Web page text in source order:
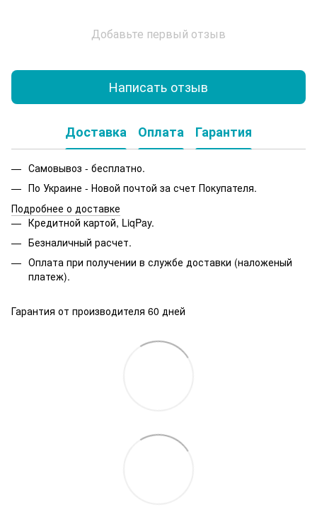
Добавьте первый отзыв
Написать отзыв
Доставка Оплата Гарантия
Самовывоз - бесплатно.
По Украине - Новой почтой за счет Покупателя.
Подробнее о доставке
Кредитной картой, LiqPay.
Безналичный расчет.
Оплата при получении в службе доставки (наложеный
платеж).
Гарантия от производителя 60 дней